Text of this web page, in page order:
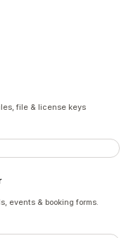
file & license keys
events & booking forms.